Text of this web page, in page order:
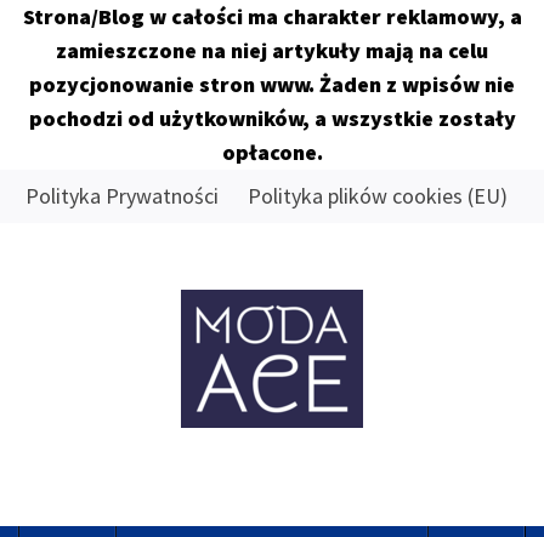
Strona/Blog w całości ma charakter reklamowy, a
zamieszczone na niej artykuły mają na celu
pozycjonowanie stron www. Żaden z wpisów nie
pochodzi od użytkowników, a wszystkie zostały
opłacone.
SkipPolityka Prywatności Polityka plików cookies (EU)
MODA
ACE